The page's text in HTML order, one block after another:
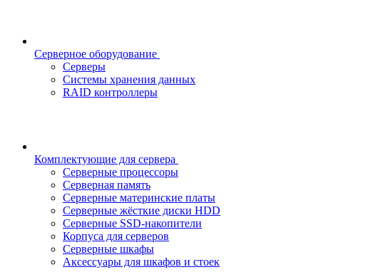
Серверное оборудование
Серверы
Системы хранения данных
RAID контроллеры
Комплектующие для сервера
Серверные процессоры
Серверная память
Серверные материнские платы
Серверные жёсткие диски HDD
Серверные SSD-накопители
Корпуса для серверов
Серверные шкафы
Аксессуары для шкафов и стоек